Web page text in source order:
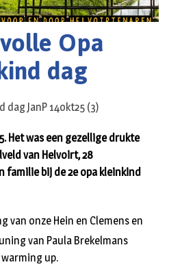
Opa
dag
Het was een gezellige drukte
van Helvoirt, 28
familie bij de 2e opa kleinkind
van onze Hein en Clemens en
van Paula Brekelmans
up.